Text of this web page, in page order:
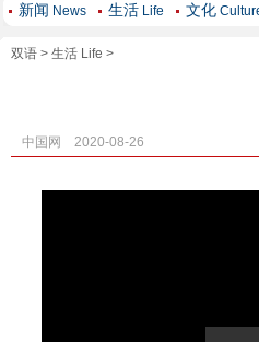
新闻 News 生活 Life 文化
双语 > 生活 Life >
中国网 2020-08-26